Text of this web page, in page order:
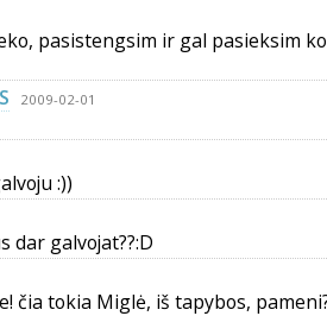
pasistengsim ir gal pasieksim ko
2009-02-01
:))
dar galvojat??:D
čia tokia Miglė, iš tapybos,